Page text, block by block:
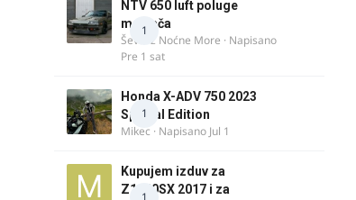
1
NTV 650 luft poluge
menjača
Ševa iz Noćne More · Napisano
Pre 1 sat
1
Honda X-ADV 750 2023
Special Edition
Mikec · Napisano Jul 1
1
Kupujem izduv za
Z1000SX 2017 i za